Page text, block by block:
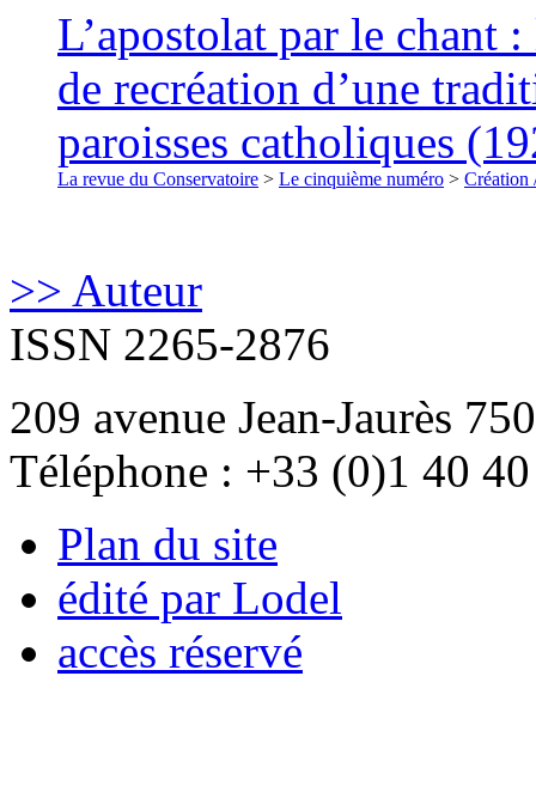
L’apostolat par le chant
de recréation d’une
paroisses catholiques
La revue du Conservatoire > Le cinquième numéro > Création
>> Auteur
ISSN 2265-2876
209 avenue Jean-Jaurès
Téléphone : +33 (0)1 40
Plan du site
édité par Lodel
accès réservé